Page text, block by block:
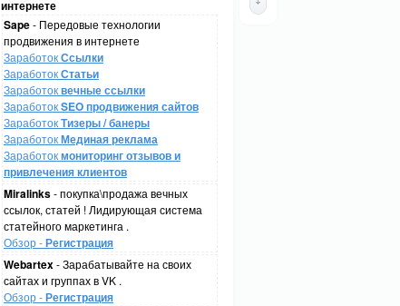
интернете
Sape- Передовые технологии
продвижения в интернете
ЗаработокСсылки
ЗаработокСтатьи
Заработоквечные ссылки
ЗаработокSEO продвижения сайтов
ЗаработокТизеры / банеры
ЗаработокМединая реклама
Заработокмониторинг отзывов и
привлечения клиентов
Miralinks- покупка\продажа вечных
ссылок, статей ! Лидирующая система
статейного маркетинга .
Обзор -Регистрация
Webartex- Зарабатывайте на своих
сайтах и группах в VK .
Обзор -Регистрация